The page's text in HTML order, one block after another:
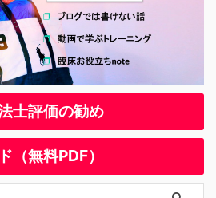
士評価の勧め
（無料PDF）